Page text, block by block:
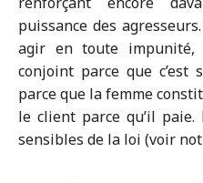
puissance des
agir en toute
conjoint parce que c’est
parce que la femme
le client parce qu’il paie.
sensibles de la loi (voir